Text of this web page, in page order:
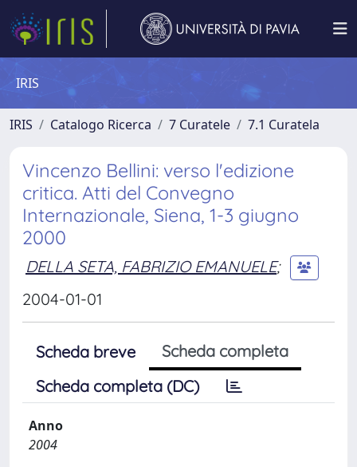
IRIS
IRIS Catalogo Ricerca 7 Curatele 7.1 Curatela
Vincenzo Bellini: verso l'edizione
critica. Atti del Convegno
Internazionale, Siena, 1-3 giugno
2000
DELLA SETA, FABRIZIO EMANUELE;
2004-01-01
Scheda breve
Scheda completa
Scheda completa (DC)
Anno
2004